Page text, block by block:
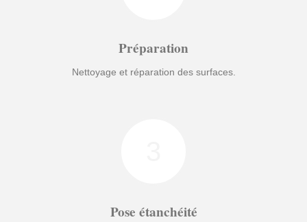
Préparation
Nettoyage et réparation des surfaces.
Pose étanchéité